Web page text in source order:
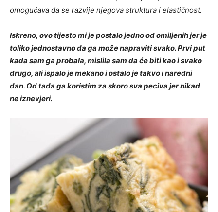
omogućava da se razvije njegova struktura i elastičnost.
Iskreno, ovo tijesto mi je postalo jedno od omiljenih jer je
toliko jednostavno da ga može napraviti svako. Prvi put
kada sam ga probala, mislila sam da će biti kao i svako
drugo, ali ispalo je mekano i ostalo je takvo i naredni
dan. Od tada ga koristim za skoro sva peciva jer nikad
ne iznevjeri.